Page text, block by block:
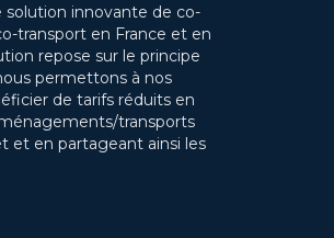
solution innovante de co-
transport en France et en
repose sur le principe
permettons à nos
de tarifs réduits en
transports
et en partageant ainsi les